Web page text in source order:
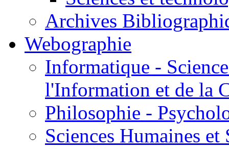
Archives
Webographie
Informatique -
l'Information et de la
Philosophie -
Sciences Humaines et